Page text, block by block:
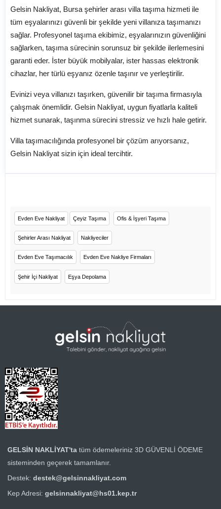
Gelsin Nakliyat, Bursa şehirler arası villa taşıma hizmeti ile
tüm eşyalarınızı güvenli bir şekilde yeni villanıza taşımanızı
sağlar. Profesyonel taşıma ekibimiz, eşyalarınızın güvenliğini
sağlarken, taşıma sürecinin sorunsuz bir şekilde ilerlemesini
garanti eder. İster büyük mobilyalar, ister hassas elektronik
cihazlar, her türlü eşyanız özenle taşınır ve yerleştirilir.
Evinizi veya villanızı taşırken, güvenilir bir taşıma firmasıyla
çalışmak önemlidir. Gelsin Nakliyat, uygun fiyatlarla kaliteli
hizmet sunarak, taşınma sürecini stressiz ve hızlı hale getirir.
Villa taşımacılığında profesyonel bir çözüm arıyorsanız,
Gelsin Nakliyat sizin için ideal tercihtir.
Evden Eve Nakliyat Çeyiz Taşıma Ofis & İşyeri Taşıma
Şehirler Arası Nakliyat Nakliyeciler
Evden Eve Taşımacılık Evden Eve Nakliye Firmaları
Şehir İçi Nakliyat Eşya Depolama
GELSİN NAKLİYAT'ta tüm ödemeleriniz 3D GÜVENLİ ÖDEME
sisteminden geçerek tamamlanır.
Destek: destek@gelsinnakliyat.com
Kep Adresi: gelsinnakliyat@hs01.kep.tr